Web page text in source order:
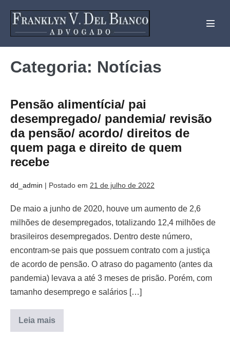
Categoria: Notícias
Pensão alimentícia/ pai
desempregado/ pandemia/ revisão
da pensão/ acordo/ direitos de
quem paga e direito de quem
recebe
dd_admin | Postado em 21 de julho de 2022
De maio a junho de 2020, houve um aumento de 2,6
milhões de desempregados, totalizando 12,4 milhões de
brasileiros desempregados. Dentro deste número,
encontram-se pais que possuem contrato com a justiça
de acordo de pensão. O atraso do pagamento (antes da
pandemia) levava a até 3 meses de prisão. Porém, com
tamanho desemprego e salários […]
Leia mais